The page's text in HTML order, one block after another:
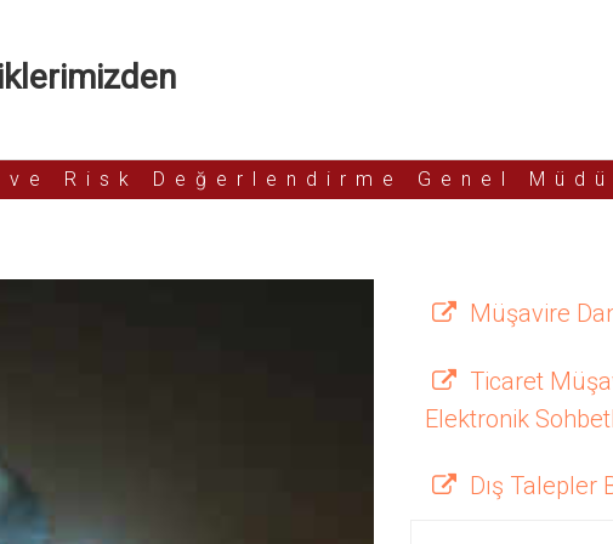
Risk Değerlendirme Genel
Müşavire
Ticaret
Elektronik
Dış Talepler